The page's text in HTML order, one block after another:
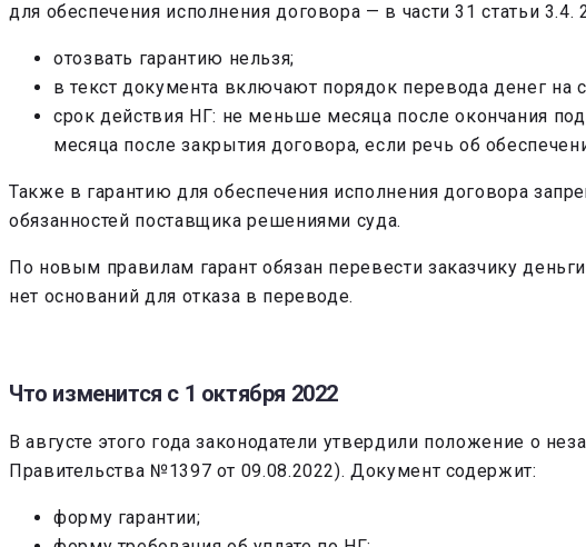
для обеспечения исполнения договора — в части 31 статьи
отозвать гарантию нельзя;
в текст документа включают порядок перевода денег на
срок действия НГ: не меньше месяца после окончания
месяца после закрытия договора, если речь об
Также в гарантию для обеспечения исполнения договора
обязанностей поставщика решениями суда.
По новым правилам гарант обязан перевести заказчику
нет оснований для отказа в переводе.
Что изменится с 1 октября 2022
В августе этого года законодатели утвердили положение о
Правительства №1397 от 09.08.2022). Документ содержит:
форму гарантии;